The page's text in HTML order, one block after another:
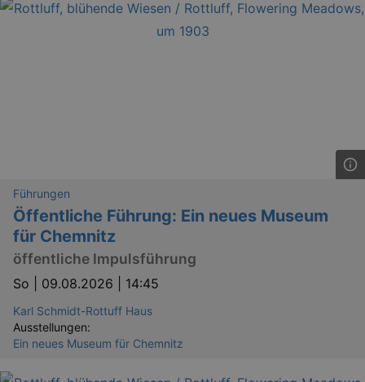
Führungen
Öffentliche Führung: Ein neues Museum
für Chemnitz
öffentliche Impulsführung
So | 09.08.2026 | 14:45
Karl Schmidt-Rottuff Haus
Ausstellungen:
Ein neues Museum für Chemnitz